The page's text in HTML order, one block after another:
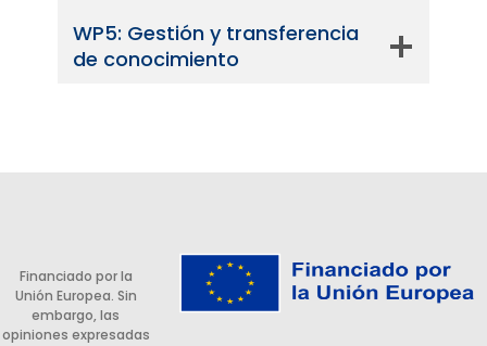
WP5: Gestión y transferencia
de conocimiento
Financiado por la
Unión Europea. Sin
embargo, las
opiniones expresadas